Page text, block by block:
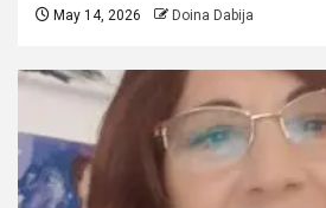
May 14, 2026 Doina Dabija